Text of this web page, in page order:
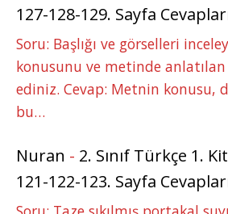
127-128-129. Sayfa
Soru: Başlığı ve görselleri
konusunu ve metinde
ediniz. Cevap: Metnin konusu,
bu…
Nuran - 2. Sınıf Türkçe 1.
121-122-123. Sayfa